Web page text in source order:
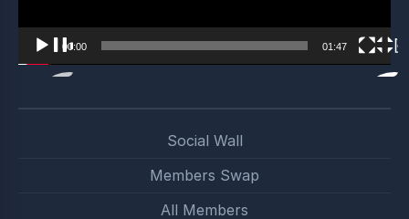
00:00 01:47
Social Wall
Members Swap
All Members